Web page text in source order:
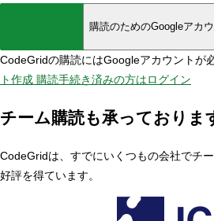
購読のためのGoogleアカ
CodeGridの購読にはGoogleアカウントが
ト作成 購読手続き済みの方はログイン
チーム購読も承っておりま
CodeGridは、すでにいくつもの会社でチ
好評を得ています。